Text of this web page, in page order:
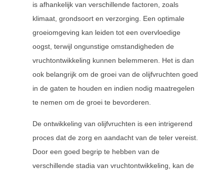
is afhankelijk van verschillende factoren, zoals
klimaat, grondsoort en verzorging. Een optimale
groeiomgeving kan leiden tot een overvloedige
oogst, terwijl ongunstige omstandigheden de
vruchtontwikkeling kunnen belemmeren. Het is dan
ook belangrijk om de groei van de olijfvruchten goed
in de gaten te houden en indien nodig maatregelen
te nemen om de groei te bevorderen.
De ontwikkeling van olijfvruchten is een intrigerend
proces dat de zorg en aandacht van de teler vereist.
Door een goed begrip te hebben van de
verschillende stadia van vruchtontwikkeling, kan de